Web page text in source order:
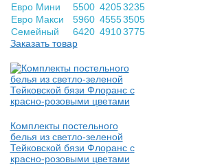
Евро Мини 5500 42053235
Евро Макси
5960 45553505
Семейный
6420 49103775
Заказать товар
Комплекты постельного
белья из светло-зеленой
Тейковской бязи Флоранс с
красно-розовыми цветами